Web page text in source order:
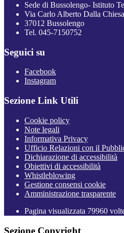
Sede di Bussolengo- Istituto
Via Carlo Alberto Dalla
37012 Bussolengo
Tel. 045-7150752
Seguici su
Facebook
Instagram
Sezione Link Utili
Cookie policy
Note legali
Informativa Privacy
Ufficio Relazioni con il
Dichiarazione di accessibilità
Obiettivi di accessibilità
Whistleblowing
Gestione consensi cookie
Amministrazione trasparente
Pagina visualizzata 79960
Sezione Copyright